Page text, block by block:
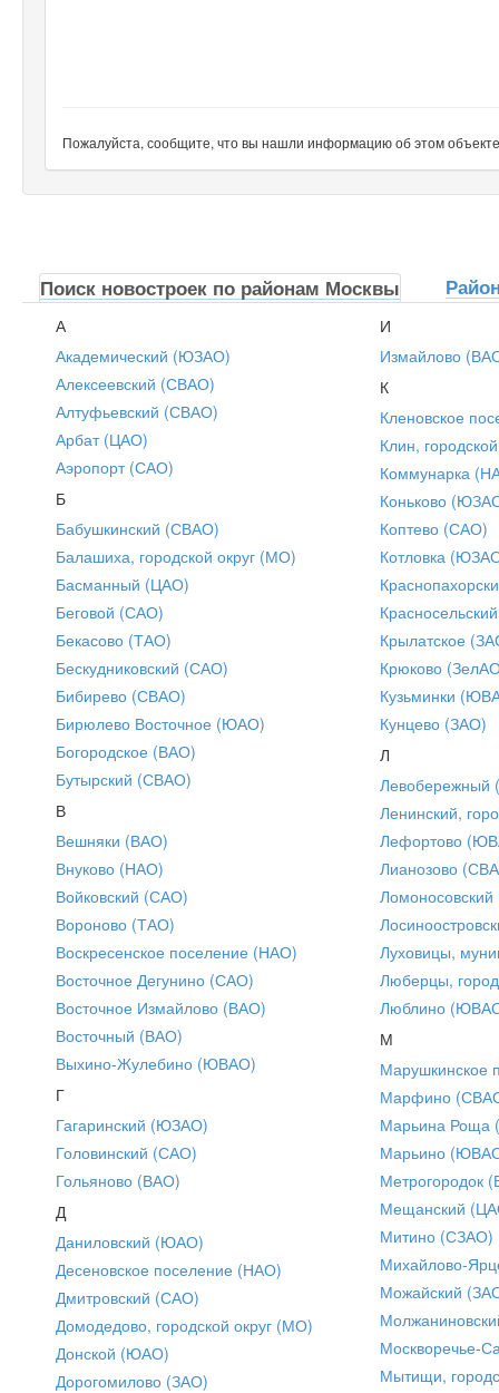
Пожалуйста, сообщите, что вы нашли информацию об этом
Поиск новостроек по районам Москвы
А
Академический (ЮЗАО)
Алексеевский (СВАО)
Алтуфьевский (СВАО)
Арбат (ЦАО)
Аэропорт (САО)
Б
Бабушкинский (СВАО)
Балашиха, городской округ (МО)
Басманный (ЦАО)
Беговой (САО)
Бекасово (ТАО)
Бескудниковский (САО)
Бибирево (СВАО)
Бирюлево Восточное (ЮАО)
Богородское (ВАО)
Бутырский (СВАО)
В
Вешняки (ВАО)
Внуково (НАО)
Войковский (САО)
Вороново (ТАО)
Воскресенское поселение (НАО)
Восточное Дегунино (САО)
Восточное Измайлово (ВАО)
Восточный (ВАО)
Выхино-Жулебино (ЮВАО)
Г
Гагаринский (ЮЗАО)
Головинский (САО)
Гольяново (ВАО)
Д
Даниловский (ЮАО)
Десеновское поселение (НАО)
Дмитровский (САО)
Домодедово, городской округ (МО)
Донской (ЮАО)
Дорогомилово (ЗАО)
И
Измайлово
К
Кленовское
Клин,
Коммунарка
Коньково
Коптево (САО)
Котловка
Крылатское
Крюково
Кузьминки
Кунцево (ЗАО)
Л
Ленинский,
Лефортово
Лианозово
Луховицы,
Люберцы,
Люблино
М
Марушкинское
Марфино
Марьина Роща
Марьино
Метрогородок
Мещанский
Митино (СЗАО)
Михайлово-
Можайский
Москворечье-
Мытищи,